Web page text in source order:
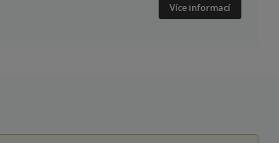
Více informací